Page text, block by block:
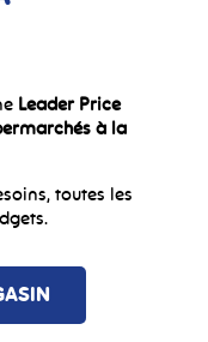
Leader Price
à la
toutes les